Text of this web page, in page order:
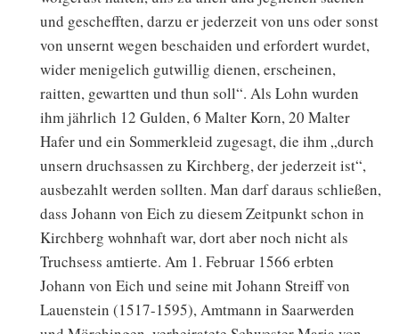
und geschefften, darzu er jederzeit von uns oder sonst
von unsernt wegen beschaiden und erfordert wurdet,
wider menigelich gutwillig dienen, erscheinen,
raitten, gewartten und thun soll“. Als Lohn wurden
ihm jährlich 12 Gulden, 6 Malter Korn, 20 Malter
Hafer und ein Sommerkleid zugesagt, die ihm „durch
unsern druchsassen zu Kirchberg, der jederzeit ist“,
ausbezahlt werden sollten. Man darf daraus schließen,
dass Johann von Eich zu diesem Zeitpunkt schon in
Kirchberg wohnhaft war, dort aber noch nicht als
Truchsess amtierte. Am 1. Februar 1566 erbten
Johann von Eich und seine mit Johann Streiff von
Lauenstein (1517-1595), Amtmann in Saarwerden